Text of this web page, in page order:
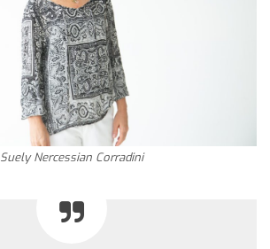
Suely Nercessian Corradini